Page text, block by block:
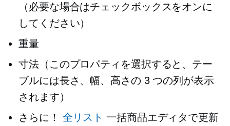
（必要な場合はチェックボックスをオンに
してください）
重量
寸法（このプロパティを選択すると、テー
ブルには長さ、幅、高さの 3 つの列が表示
されます）
さらに！ 全リスト 一括商品エディタで更新